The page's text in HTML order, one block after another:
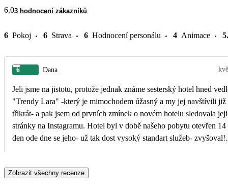
6.03 hodnocení zákazníků
6 Pokoj 6 Strava 6 Hodnocení personálu 4 Animace
6 Dana
Jeli jsme na jistotu, protože jednak známe sesterský hotel hned
"Trendy Lara" -který je mimochodem úžasný a my jej navštívili již
třikrát- a pak jsem od prvních zmínek o novém hotelu sledovala
stránky na Instagramu. Hotel byl v době našeho pobytu otevřen 14
den ode dne se jeho- už tak dost vysoký standart služeb- zvyšoval!
zdravotním komplikacím to bohužel nedopadlo a delší pobyty
Zobrazit všechny recenze